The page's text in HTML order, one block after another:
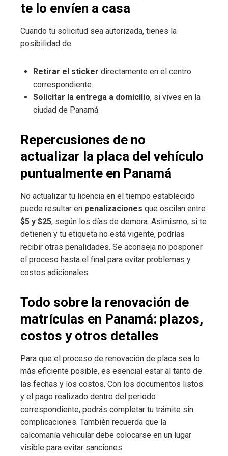
te lo envíen a casa
Cuando tu solicitud sea autorizada, tienes la
posibilidad de:
Retirar el sticker directamente en el centro
correspondiente.
Solicitar la entrega a domicilio, si vives en la
ciudad de Panamá.
Repercusiones de no
actualizar la placa del vehículo
puntualmente en Panamá
No actualizar tu licencia en el tiempo establecido
puede resultar en penalizaciones que oscilan entre
$5 y $25, según los días de demora. Asimismo, si te
detienen y tu etiqueta no está vigente, podrías
recibir otras penalidades. Se aconseja no posponer
el proceso hasta el final para evitar problemas y
costos adicionales.
Todo sobre la renovación de
matrículas en Panamá: plazos,
costos y otros detalles
Para que el proceso de renovación de placa sea lo
más eficiente posible, es esencial estar al tanto de
las fechas y los costos. Con los documentos listos
y el pago realizado dentro del periodo
correspondiente, podrás completar tu trámite sin
complicaciones. También recuerda que la
calcomanía vehicular debe colocarse en un lugar
visible para evitar sanciones.